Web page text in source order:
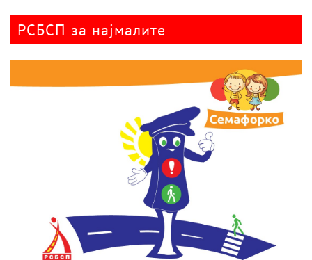
РСБСП за најмалите